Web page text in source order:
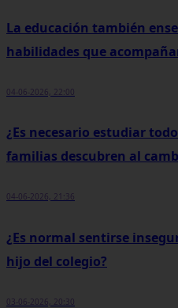
La educación también
habilidades que
04-06-2026, 22:00
¿Es necesario estudiar
familias descubren al
04-06-2026, 21:36
¿Es normal sentirse
hijo del colegio?
03-06-2026, 20:30